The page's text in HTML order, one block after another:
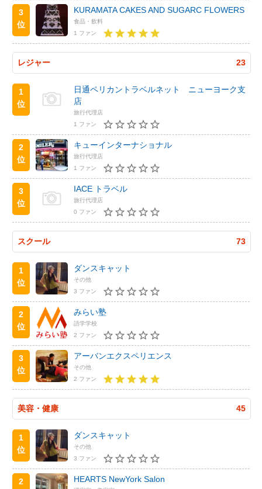
3
位
KURAMATA CAKES AND SUGARC FLOWERS
食品・飲料
1 ファン
レジャー 23
1
位
日通ペリカントラベルネット ニューヨーク支
店
旅行代理店
1 ファン
2
位
キューインターナショナル
旅行代理店
1 ファン
3
位
IACE トラベル
旅行代理店
0 ファン
スクール 73
1
位
ダンスキャット
その他
3 ファン
2
位
みらい塾
語学学校
2 ファン
3
位
アーバンエクスペリエンス
その他
2 ファン
美容・健康 45
1
位
ダンスキャット
その他
3 ファン
2
HEARTS NewYork Salon